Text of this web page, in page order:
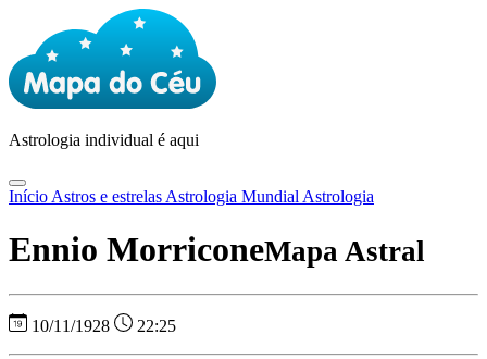
Astrologia individual é aqui
Início Astros e estrelas Astrologia Mundial Astrologia
Ennio MorriconeMapa Astral
10/11/1928 22:25